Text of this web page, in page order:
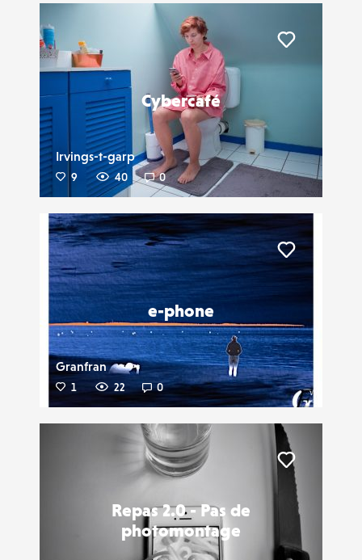
Cybercafé
Irvings-t-garp
9 40 0
e-phone
Granfran
1 22 0
Repas 2.0 - Pas de
photomontage